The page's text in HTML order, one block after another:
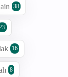
38
16
8